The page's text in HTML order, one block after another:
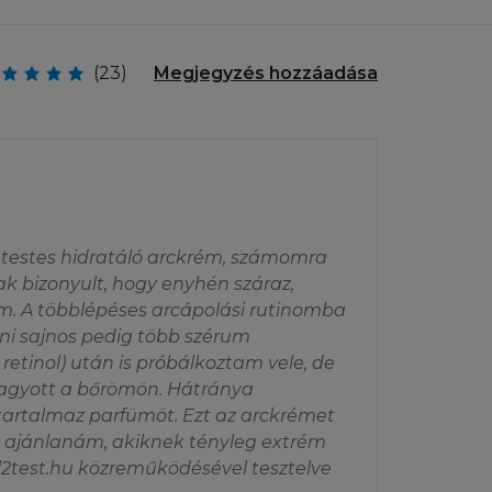
(23) Megjegyzés hozzáadása
hidratáló arckrém, számomra
bizonyult, hogy enyhén száraz,
A többlépéses arcápolási rutinomba
sajnos pedig több szérum
után is próbálkoztam vele, de
a bőrömön. Hátránya
parfümöt. Ezt az arckrémet
ajánlanám, akiknek tényleg extrém
közreműködésével tesztelve
csak saját
azok
másik
és az
felül a
vagy egy
feltételeiről,